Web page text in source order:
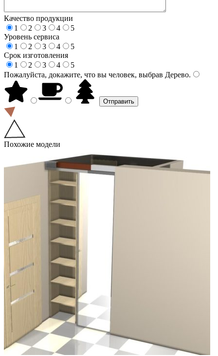
Качество продукции
1
2 3 4
5
Уровень сервиса
1
2 3 4
5
Срок изготовления
1
2 3 4
5
Пожалуйста, докажите, что вы человек, выбрав Дерево.
Похожие модели